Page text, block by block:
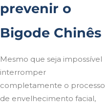
prevenir o
Bigode Chinês
Mesmo que seja impossível
interromper
completamente o processo
de envelhecimento facial,